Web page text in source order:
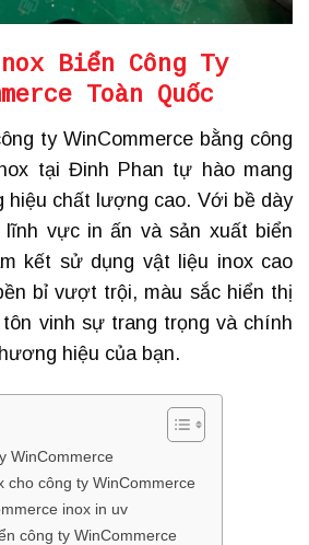
Biển Công Ty
Toàn Quốc
ty WinCommerce bằng công
tại Đinh Phan tự hào mang
hiệu chất lượng cao. Với bề dày
lĩnh vực in ấn và sản xuất biển
kết sử dụng vật liệu inox cao
bỉ vượt trội, màu sắc hiển thị
vinh sự trang trọng và chính
hiệu của bạn.
WinCommerce
cho công ty WinCommerce
inox in uv
công ty WinCommerce